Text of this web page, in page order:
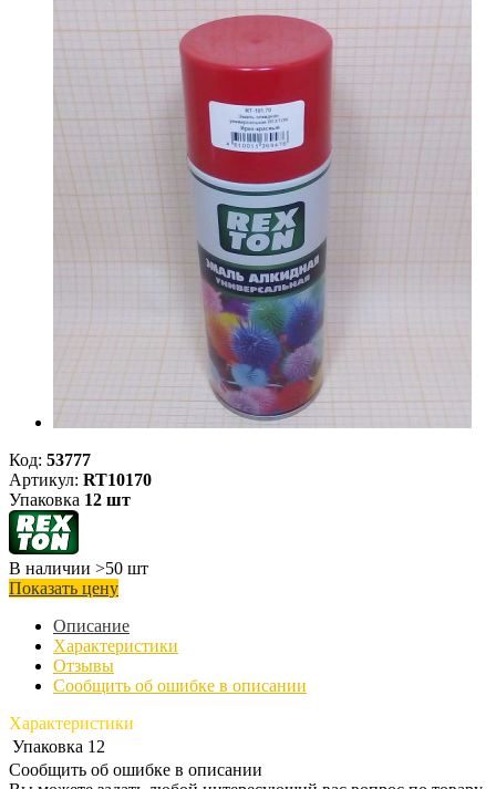
Код: 53777
Артикул: RT10170
Упаковка 12 шт
В наличии >50 шт
Показать цену
Описание
Характеристики
Отзывы
Сообщить об ошибке в описании
Характеристики
Упаковка 12
Сообщить об ошибке в описании